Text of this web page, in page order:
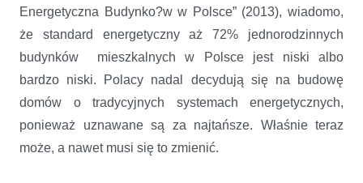
Energetyczna Budynko?w w Polsce” (2013), wiadomo,
że standard energetyczny aż 72% jednorodzinnych
budynków mieszkalnych w Polsce jest niski albo
bardzo niski. Polacy nadal decydują się na budowę
domów o tradycyjnych systemach energetycznych,
ponieważ uznawane są za najtańsze. Właśnie teraz
może, a nawet musi się to zmienić.